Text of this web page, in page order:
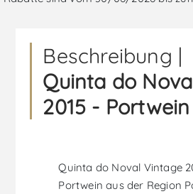
Beschreibung |
Quinta do
2015 - Portwein
Quinta do Noval Vintage
Portwein aus der Region